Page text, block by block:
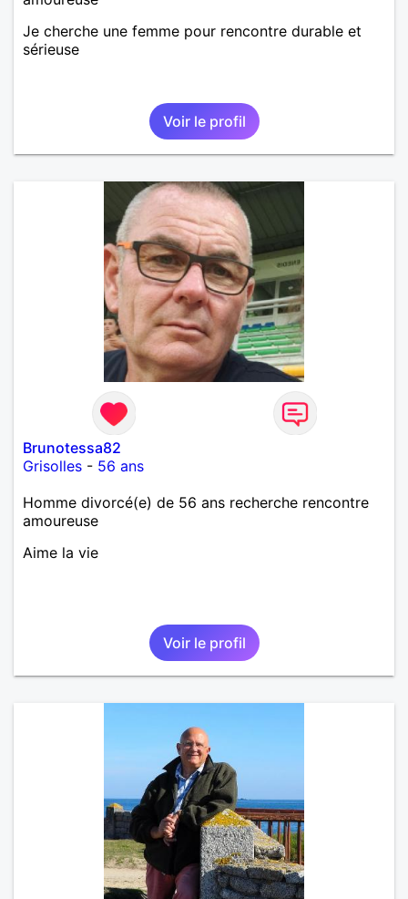
Je cherche une femme pour rencontre durable et
sérieuse
Voir le profil
Brunotessa82
Grisolles - 56 ans
Homme divorcé(e) de 56 ans recherche rencontre
amoureuse
Aime la vie
Voir le profil